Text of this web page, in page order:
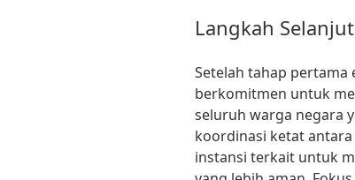
Langkah
Setelah tahap pertama
berkomitmen untuk
seluruh warga negara
koordinasi ketat
instansi terkait untuk